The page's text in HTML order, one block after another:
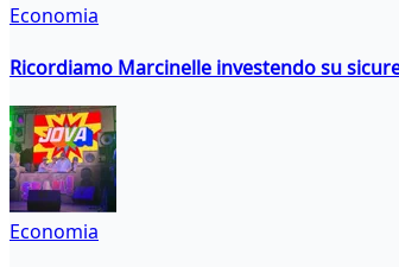
Economia
Ricordiamo Marcinelle investendo su
Economia